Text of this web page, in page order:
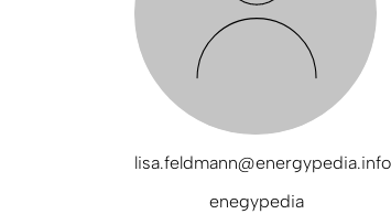
lisa.feldmann@energypedia.info
enegypedia